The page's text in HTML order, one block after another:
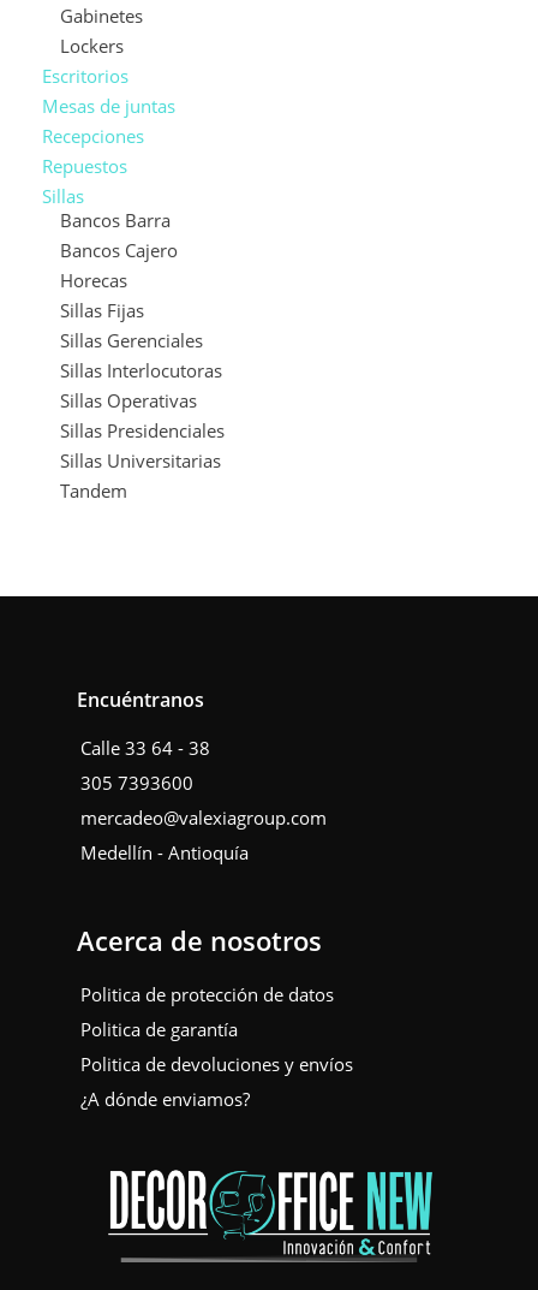
Gabinetes
Lockers
Escritorios
Mesas de juntas
Recepciones
Repuestos
Sillas
Bancos Barra
Bancos Cajero
Horecas
Sillas Fijas
Sillas Gerenciales
Sillas Interlocutoras
Sillas Operativas
Sillas Presidenciales
Sillas Universitarias
Tandem
Encuéntranos
Calle 33 64 - 38
305 7393600
mercadeo@valexiagroup.com
Medellín - Antioquía
Acerca de nosotros
Politica de protección de datos
Politica de garantía
Politica de devoluciones y envíos
¿A dónde enviamos?